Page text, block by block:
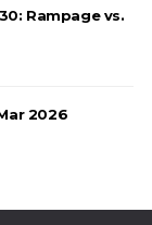
Rampage vs.
2026